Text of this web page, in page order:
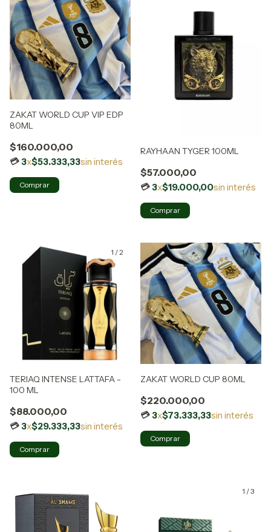
ZAKAT WORLD CUP VIP EDP
80ML
$160.000,00
3x$53.333,33sin interés
Comprar
RAYHAAN TYGER 100ML
$57.000,00
3x$19.000,00sin interés
1 /2
TERIAQ INTENSE LATTAFA -
100 ML
$88.000,00
3x$29.333,33sin interés
1/6
ZAKAT WORLD CUP 80ML
$220.000,00
3x$73.333,33sin interés
Comprar
1 /3